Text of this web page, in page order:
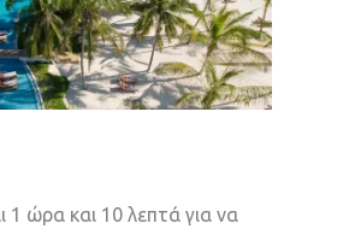
1 ώρα και 10 λεπτά για να